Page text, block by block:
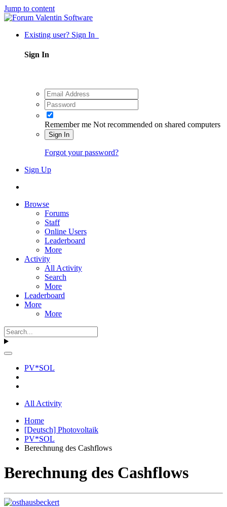
Jump to content
Existing user? Sign In
Sign In
Remember me Not recommended on shared computers
Sign In
Forgot your password?
Sign Up
Browse
Forums
Staff
Online Users
Leaderboard
More
Activity
All Activity
Search
More
Leaderboard
More
More
PV*SOL
All Activity
Home
[Deutsch] Photovoltaik
PV*SOL
Berechnung des Cashflows
Berechnung des Cashflows